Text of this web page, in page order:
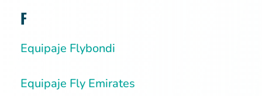
F
Equipaje Flybondi
Equipaje Fly Emirates